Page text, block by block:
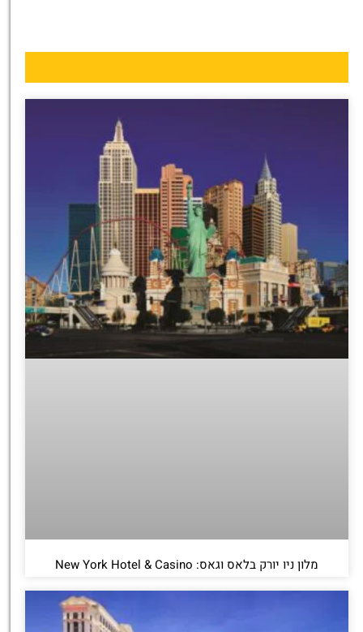
מומלץ?
פה!
מלון ניו יורק בלאס וגאס: New York Hotel & Casino